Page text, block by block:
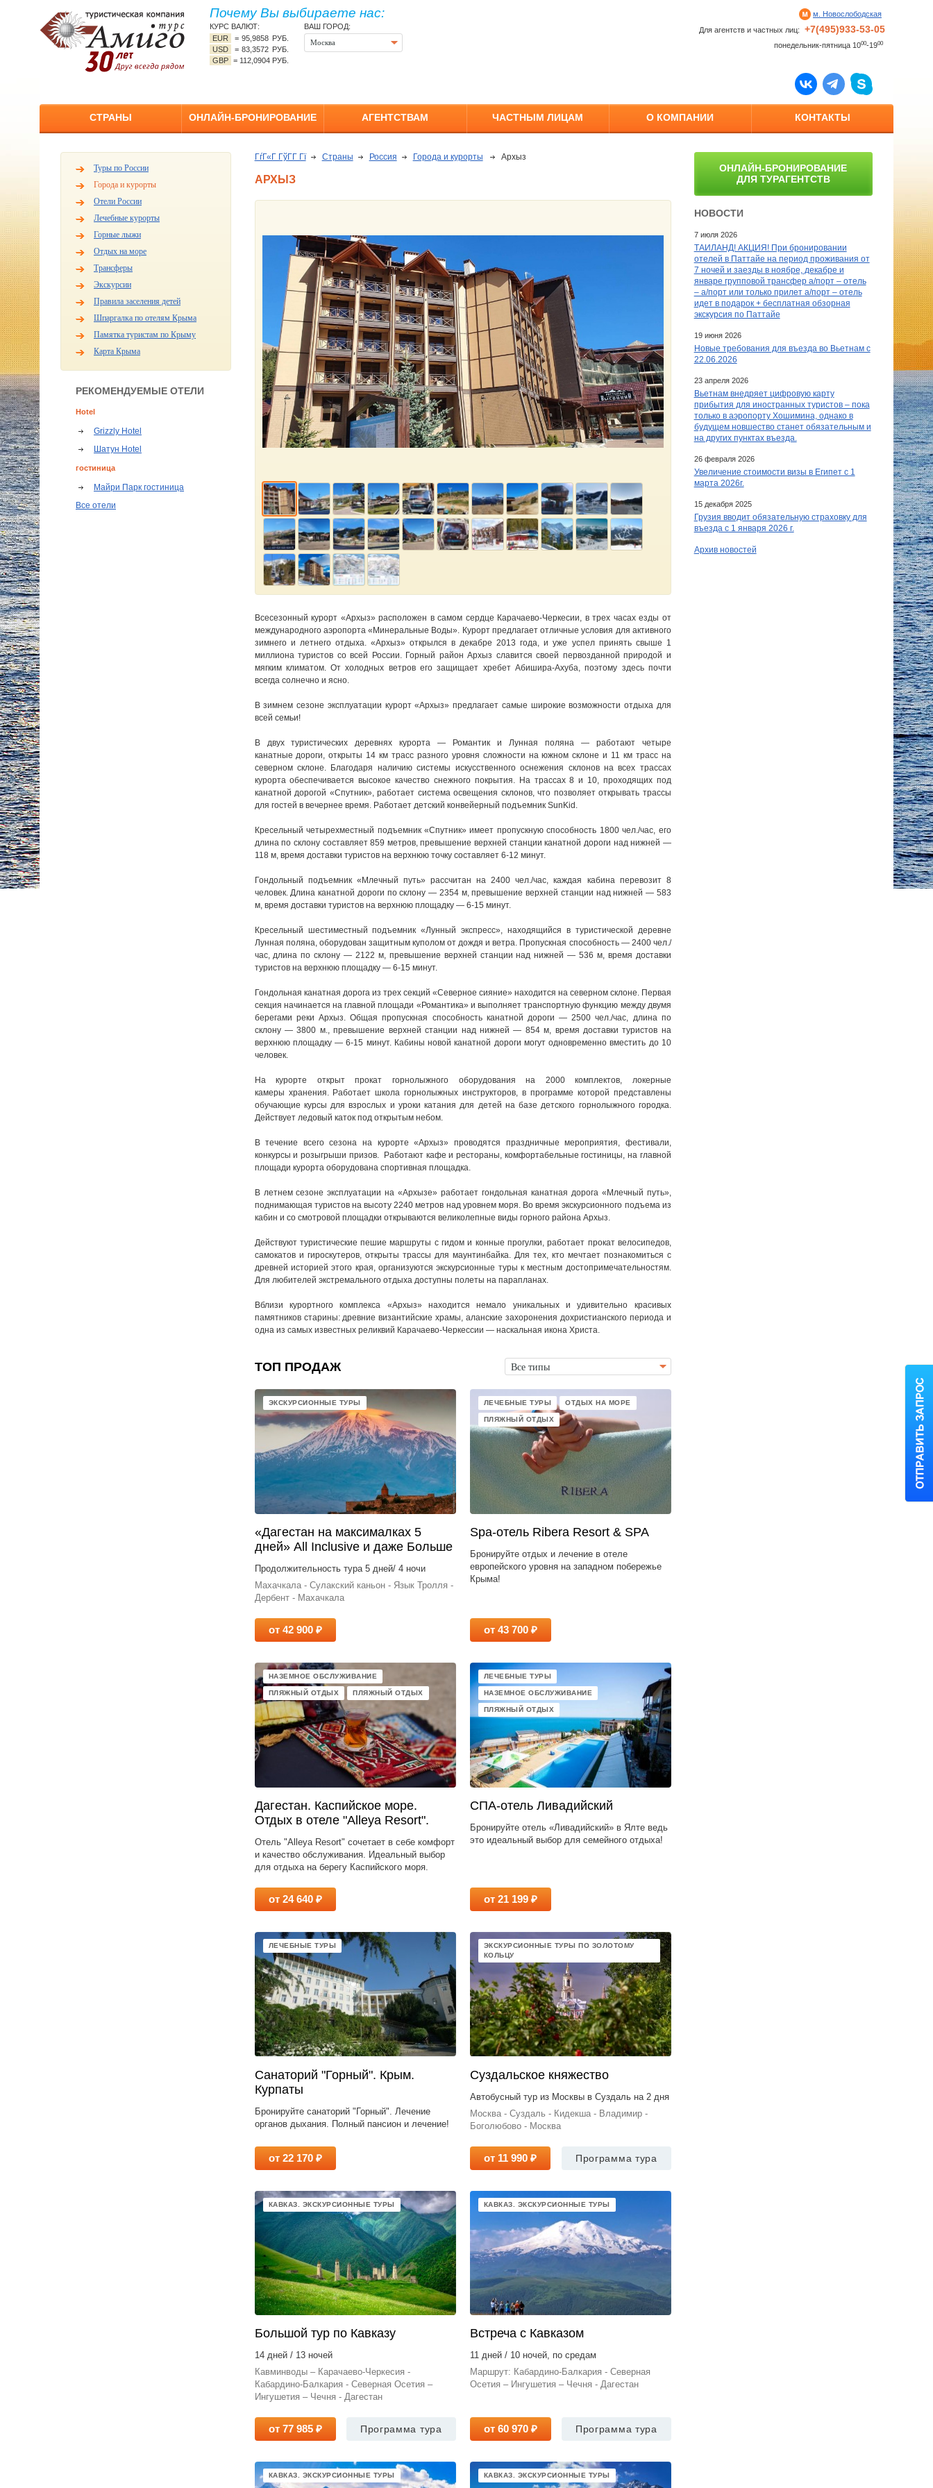
Почему Вы выбираете нас:
КУРС ВАЛЮТ:
EUR
=95,9858 РУБ.
USD
=83,3572 РУБ.
GBP = 112,0904 РУБ.
ВАШ ГОРОД:
Москва
м. Новослободская
Для агентств и частных лиц:
+7(495)933-53-05
понедельник-пятница 1000-1900
СТРАНЫ ОНЛАЙН-БРОНИРОВАНИЕ АГЕНТСТВАМ ЧАСТНЫМ ЛИЦАМ О КОМПАНИИ КОНТАКТЫ
Туры по России
Города и курорты
Отели России
Лечебные курорты
Горные лыжи
Отдых на море
Трансферы
Экскурсии
Правила заселения детей
Шпаргалка по отелям Крыма
Памятка туристам по Крыму
Карта Крыма
РЕКОМЕНДУЕМЫЕ ОТЕЛИ
Hotel
Grizzly Hotel
Шатун Hotel
гостиница
Майри Парк гостиница
Все отели
ГѓГ«Г ГўГ­Г Гї Страны Россия Города и курорты Архыз
АРХЫЗ
Всесезонный курорт «Архыз»расположен в самом сердце Карачаево-Черкесии, в трех часах езды от
международного аэропорта «Минеральные Воды». Курорт предлагает отличные условия для активного
зимнего и летнего отдыха. «Архыз» открылся в декабре 2013 года, и уже успел принять свыше 1
миллиона туристов со всей России. Горный район Архыз славится своей первозданной природой и
мягким климатом. От холодных ветров его защищает хребет Абишира-Ахуба, поэтому здесь почти
всегда солнечно и ясно.
В зимнем сезоне эксплуатации курорт «Архыз» предлагает самые широкие возможности отдыха для
всей семьи!
В двух туристических деревнях курорта — Романтик и Лунная поляна — работают четыре
канатные дороги, открыты 14 км трасс разного уровня сложности на южном склоне и 11 км трасс на
северном склоне. Благодаря наличию системы искусственного оснежения склонов на всех трассах
курорта обеспечивается высокое качество снежного покрытия. На трассах 8 и 10, проходящих под
канатной дорогой «Спутник», работает система освещения склонов, что позволяет открывать трассы
для гостей в вечернее время. Работает детский конвейерный подъемник SunKid.
Кресельный четырехместный подъемник «Спутник» имеет пропускную способность 1800 чел./час, его
длина по склону составляет 859 метров, превышение верхней станции канатной дороги над нижней —
118 м, время доставки туристов на верхнюю точку составляет 6-12 минут.
Гондольный подъемник «Млечный путь» рассчитан на 2400 чел./час, каждая кабина перевозит 8
человек. Длина канатной дороги по склону — 2354 м, превышение верхней станции над нижней — 583
м, время доставки туристов на верхнюю площадку — 6-15 минут.
Кресельный шестиместный подъемник «Лунный экспресс», находящийся в туристической деревне
Лунная поляна, оборудован защитным куполом от дождя и ветра. Пропускная способность — 2400 чел./
час, длина по склону — 2122 м, превышение верхней станции над нижней — 536 м, время доставки
туристов на верхнюю площадку — 6-15 минут.
Гондольная канатная дорога из трех секций «Северное сияние» находится на северном склоне. Первая
секция начинается на главной площади «Романтика» и выполняет транспортную функцию между двумя
берегами реки Архыз. Общая пропускная способность канатной дороги — 2500 чел./час, длина по
склону — 3800 м., превышение верхней станции над нижней — 854 м, время доставки туристов на
верхнюю площадку — 6-15 минут. Кабины новой канатной дороги могут одновременно вместить до 10
человек.
На курорте открыт прокат горнолыжного оборудования на 2000 комплектов, локерные
камеры хранения. Работает школа горнолыжных инструкторов, в программе которой представлены
обучающие курсы для взрослых и уроки катания для детей на базе детского горнолыжного городка.
Действует ледовый каток под открытым небом.
В течение всего сезона на курорте «Архыз» проводятся праздничные мероприятия, фестивали,
конкурсы и розыгрыши призов.
Работают кафе и рестораны, комфортабельные гостиницы, на главной
площади курорта оборудована спортивная площадка.
В летнем сезоне эксплуатации на «Архызе» работает гондольная канатная дорога «Млечный путь»,
поднимающая туристов на высоту 2240 метров над уровнем моря. Во время экскурсионного подъема из
кабин и со смотровой площадки открываются великолепные виды горного района Архыз.
Действуют туристические пешие маршруты с гидом и конные прогулки, работает прокат велосипедов,
самокатов и гироскутеров, открыты трассы для маунтинбайка. Для тех, кто мечтает познакомиться с
древней историей этого края, организуются экскурсионные туры к местным достопримечательностям.
Для любителей экстремального отдыха доступны полеты на парапланах.
Вблизи курортного комплекса «Архыз» находится немало уникальных и удивительно красивых
памятников старины: древние византийские храмы, аланские захоронения дохристианского периода и
одна из самых известных реликвий Карачаево-Черкессии — наскальная икона Христа.
ТОП ПРОДАЖ Все типы
ЭКСКУРСИОННЫЕ ТУРЫ
«Дагестан на максималках 5
дней» All Inclusive и даже Больше
Продолжительность тура 5 дней/ 4 ночи
Махачкала - Сулакский каньон - Язык Тролля -
Дербент - Махачкала
от 42 900 ₽
ЛЕЧЕБНЫЕ ТУРЫ ОТДЫХ НА МОРЕ
ПЛЯЖНЫЙ ОТДЫХ
Spa-отель Ribera Resort & SPA
Бронируйте отдых и лечение в отеле
европейского уровня на западном побережье
Крыма!
от 43 700 ₽
НАЗЕМНОЕ ОБСЛУЖИВАНИЕ
ПЛЯЖНЫЙ ОТДЫХ ПЛЯЖНЫЙ ОТДЫХ
Дагестан. Каспийское море.
Отдых в отеле "Alleya Resort".
Отель "Alleya Resort" сочетает в себе комфорт
и качество обслуживания. Идеальный выбор
для отдыха на берегу Каспийского моря.
от 24 640 ₽
ЛЕЧЕБНЫЕ ТУРЫ
НАЗЕМНОЕ ОБСЛУЖИВАНИЕ
ПЛЯЖНЫЙ ОТДЫХ
СПА-отель Ливадийский
Бронируйте отель «Ливадийский» в Ялте ведь
это идеальный выбор для семейного отдыха!
от 21 199 ₽
ЛЕЧЕБНЫЕ ТУРЫ
Санаторий "Горный". Крым.
Курпаты
Бронируйте санаторий "Горный". Лечение
органов дыхания. Полный пансион и лечение!
от 22 170 ₽
ЭКСКУРСИОННЫЕ ТУРЫ ПО ЗОЛОТОМУ
КОЛЬЦУ
Суздальское княжество
Автобусный тур из Москвы в Суздаль на 2 дня
Москва - Суздаль - Кидекша - Владимир -
Боголюбово - Москва
от 11 990 ₽ Программа тура
КАВКАЗ. ЭКСКУРСИОННЫЕ ТУРЫ
Большой тур по Кавказу
14 дней / 13 ночей
Кавминводы – Карачаево-Черкесия -
Кабардино-Балкария - Северная Осетия –
Ингушетия – Чечня - Дагестан
от 77 985 ₽ Программа тура
КАВКАЗ. ЭКСКУРСИОННЫЕ ТУРЫ
Встреча с Кавказом
11 дней / 10 ночей, по средам
Маршрут: Кабардино-Балкария - Северная
Осетия – Ингушетия – Чечня - Дагестан
от 60 970 ₽ Программа тура
КАВКАЗ. ЭКСКУРСИОННЫЕ ТУРЫ КАВКАЗ. ЭКСКУРСИОННЫЕ ТУРЫ
ОНЛАЙН-БРОНИРОВАНИЕ
ДЛЯ ТУРАГЕНТСТВ
НОВОСТИ
7 июля 2026
ТАИЛАНД! АКЦИЯ! При бронировании
отелей в Паттайе на период проживания от
7 ночей и заезды в ноябре, декабре и
январе групповой трансфер а/порт – отель
– а/порт или только прилет а/порт – отель
идет в подарок + бесплатная обзорная
экскурсия по Паттайе
19 июня 2026
Новые требования для въезда во Вьетнам с
22.06.2026
23 апреля 2026
Вьетнам внедряет цифровую карту
прибытия для иностранных туристов – пока
только в аэропорту Хошимина, однако в
будущем новшество станет обязательным и
на других пунктах въезда.
26 февраля 2026
Увеличение стоимости визы в Египет c 1
марта 2026г.
15 декабря 2025
Грузия вводит обязательную страховку для
въезда с 1 января 2026 г.
Архив новостей